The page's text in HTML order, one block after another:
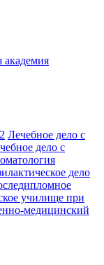
академия
Лечебное дело с
дело с
дело
училище при
медицинский